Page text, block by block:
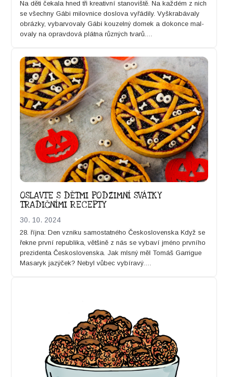
Na děti čekala hned tři kreativní stanoviště. Na každém z nich
se všech­ny Gábi milovnice doslo­va vyřádi­ly. Vyškrabá­valy
obrázky, vybar­vo­valy Gábi kouzel­ný domek a dokonce mal­
o­valy na oprav­dová plát­na různých tvarů.…
OSLAVTE S DĚTMI PODZIMNÍ SVÁTKY
TRADIČNÍMI RECEPTY
30. 10. 2024
28. říj­na: Den vzniku samostat­ného Českosloven­s­ka Když se
řekne první repub­li­ka, většině z nás se vybaví jméno prvního
prezi­den­ta Českosloven­s­ka. Jak mlsný měl Tomáš Gar­rigue
Masaryk jazýček? Nebyl vůbec vybíravý.…